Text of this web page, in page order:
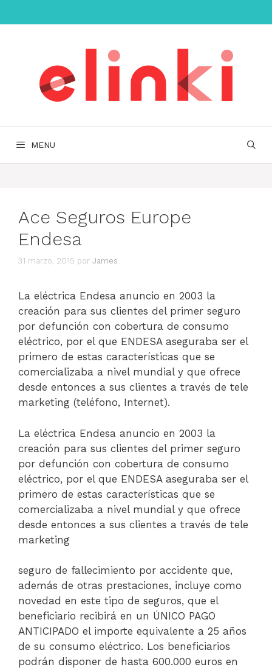
al
MENU
Ace Seguros Europe
Endesa
31 marzo, 2015 por James
La eléctrica Endesa anuncio en 2003 la
creación para sus clientes del primer seguro
por defunción con cobertura de consumo
eléctrico, por el que ENDESA aseguraba ser el
primero de estas características que se
comercializaba a nivel mundial y que ofrece
desde entonces a sus clientes a través de tele
marketing (teléfono, Internet).
La eléctrica Endesa anuncio en 2003 la
creación para sus clientes del primer seguro
por defunción con cobertura de consumo
eléctrico, por el que ENDESA aseguraba ser el
primero de estas características que se
comercializaba a nivel mundial y que ofrece
desde entonces a sus clientes a través de tele
marketing
seguro de fallecimiento por accidente que,
además de otras prestaciones, incluye como
novedad en este tipo de seguros, que el
beneficiario recibirá en un ÚNICO PAGO
ANTICIPADO el importe equivalente a 25 años
de su consumo eléctrico. Los beneficiarios
podrán disponer de hasta 600.000 euros en